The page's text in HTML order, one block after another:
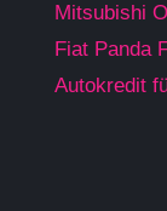
Mitsubishi
Fiat Panda
Autokredit